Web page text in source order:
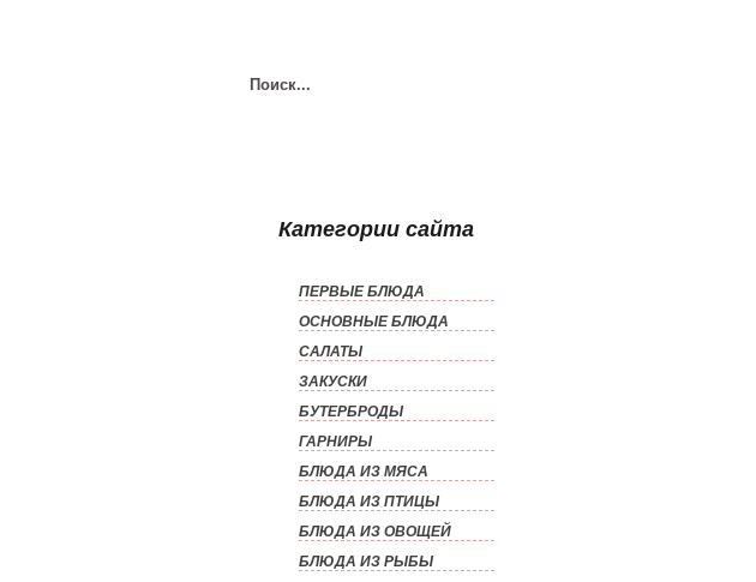
Категории сайта
ПЕРВЫЕ БЛЮДА
ОСНОВНЫЕ БЛЮДА
САЛАТЫ
ЗАКУСКИ
БУТЕРБРОДЫ
ГАРНИРЫ
БЛЮДА ИЗ МЯСА
БЛЮДА ИЗ ПТИЦЫ
БЛЮДА ИЗ ОВОЩЕЙ
БЛЮДА ИЗ РЫБЫ